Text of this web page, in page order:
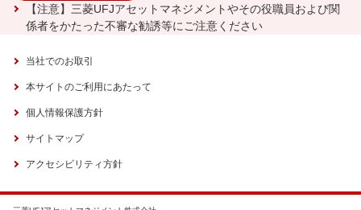
【注意】三菱UFJアセットマネジメントやその役職員および関
係者をかたった不審な勧誘等にご注意ください
当社でのお取引
本サイトのご利用にあたって
個人情報保護方針
サイトマップ
アクセシビリティ方針